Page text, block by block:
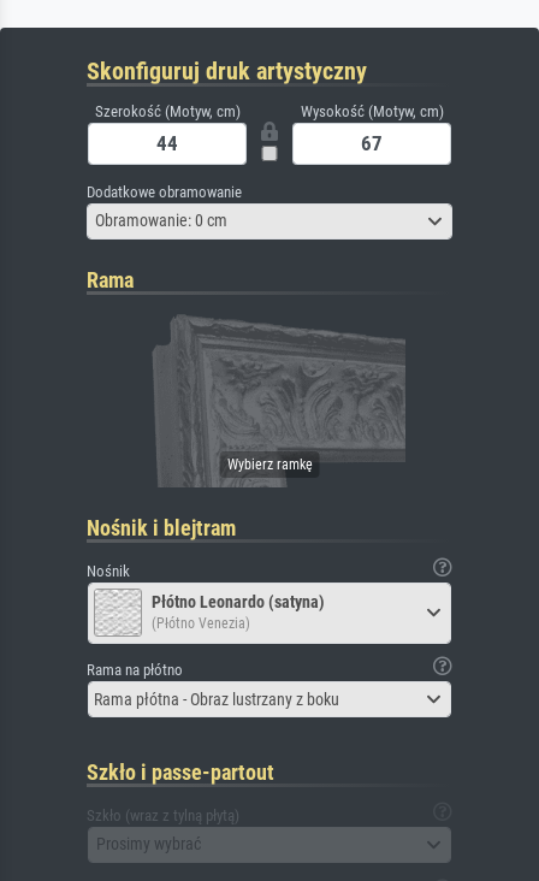
Skonfiguruj druk artystyczny
Szerokość (Motyw, cm) Wysokość (Motyw, cm)
Dodatkowe obramowanie
Obramowanie: 0 cm
Rama
Nośnik i blejtram
Nośnik
Płótno Leonardo (satyna)
(Płótno Venezia)
Rama na płótno
Rama płótna - Obraz lustrzany z boku
Szkło i passe-partout
Szkło (wraz z tylną płytą)
Prosimy wybrać